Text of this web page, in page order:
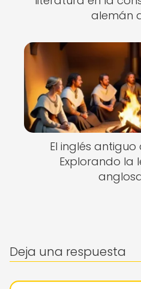
alemán
El inglés
Explorando la
Deja una respuesta